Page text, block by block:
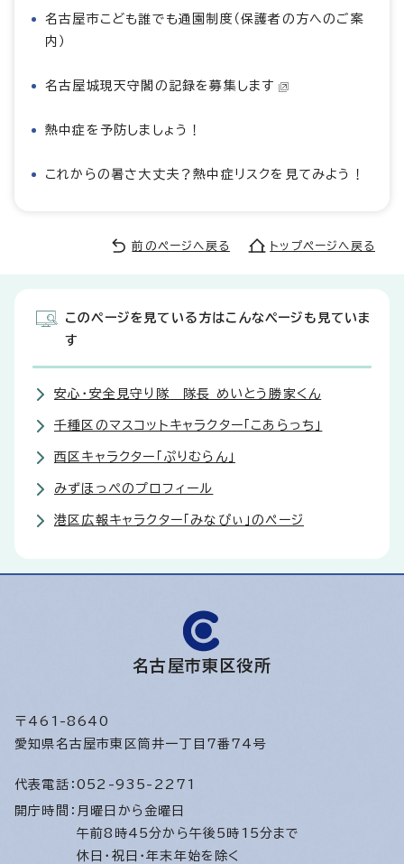
名古屋市こども誰でも通園制度（保護者の方へのご案
内）
名古屋城現天守閣の記録を募集します
熱中症を予防しましょう！
これからの暑さ大丈夫？熱中症リスクを見てみよう！
前のページへ戻る トップページへ戻る
このページを見ている方はこんなページも見ていま
す
安心・安全見守り隊 隊長 めいとう勝家くん
千種区のマスコットキャラクター「こあらっち」
西区キャラクター「ぷりむらん」
みずほっぺのプロフィール
港区広報キャラクター「みなぴぃ」のページ
名古屋市東区役所
〒461-8640
愛知県名古屋市東区筒井一丁目7番74号
代表電話： 052-935-2271
開庁時間： 月曜日から金曜日
午前8時45分から午後5時15分まで
休日・祝日・年末年始を除く